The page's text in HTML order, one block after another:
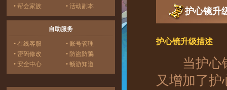
• 帮会家族
• 活动副本
自助服务
• 在线客服
• 账号管理
• 密码修改
• 防盗防骗
• 安全中心
• 畅游知道
护心镜升
护心镜升级描述
当护心镜
又增加了护